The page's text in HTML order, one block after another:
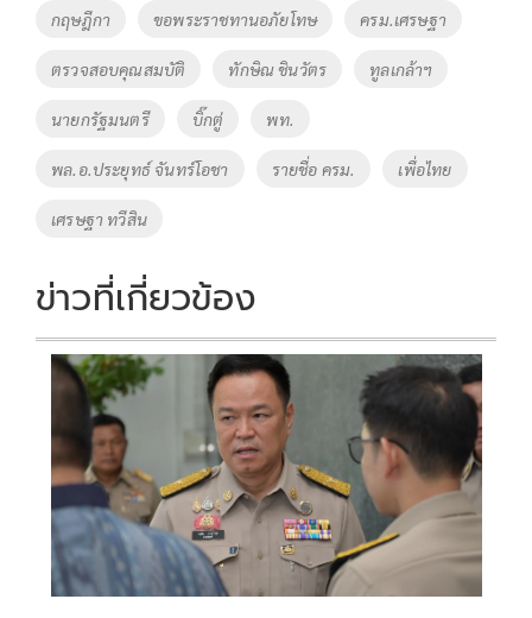
Tags
กฤษฎีกา ขอพระราชทานอภัยโทษ ครม.เศรษฐา
ตรวจสอบคุณสมบัติ ทักษิณ ชินวัตร ทูลเกล้าฯ
นายกรัฐมนตรี บิ๊กตู่ พท.
พล.อ.ประยุทธ์ จันทร์โอชา รายชื่อ ครม. เพื่อไทย
เศรษฐา ทวีสิน
ข่าวที่เกี่ยวข้อง